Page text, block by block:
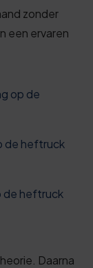
zonder
een ervaren
op de
de heftruck
de heftruck
Daarna